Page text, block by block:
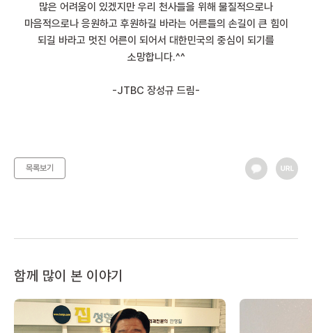
많은 어려움이 있겠지만 우리 천사들을 위해 물질적으로나
마음적으로나 응원하고 후원하길 바라는 어른들의 손길이 큰 힘이
되길 바라고 멋진 어른이 되어서 대한민국의 중심이 되기를
소망합니다.^^
-JTBC 장성규 드림-
목록보기
함께 많이 본 이야기